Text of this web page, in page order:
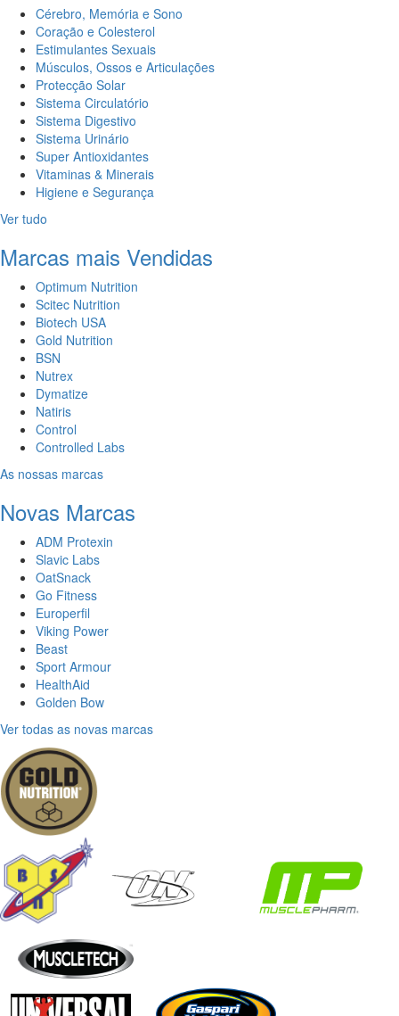
Cérebro, Memória e Sono
Coração e Colesterol
Estimulantes Sexuais
Músculos, Ossos e Articulações
Protecção Solar
Sistema Circulatório
Sistema Digestivo
Sistema Urinário
Super Antioxidantes
Vitaminas & Minerais
Higiene e Segurança
Ver tudo
Marcas mais Vendidas
Optimum Nutrition
Scitec Nutrition
Biotech USA
Gold Nutrition
BSN
Nutrex
Dymatize
Natiris
Control
Controlled Labs
As nossas marcas
Novas Marcas
ADM Protexin
Slavic Labs
OatSnack
Go Fitness
Europerfil
Viking Power
Beast
Sport Armour
HealthAid
Golden Bow
Ver todas as novas marcas